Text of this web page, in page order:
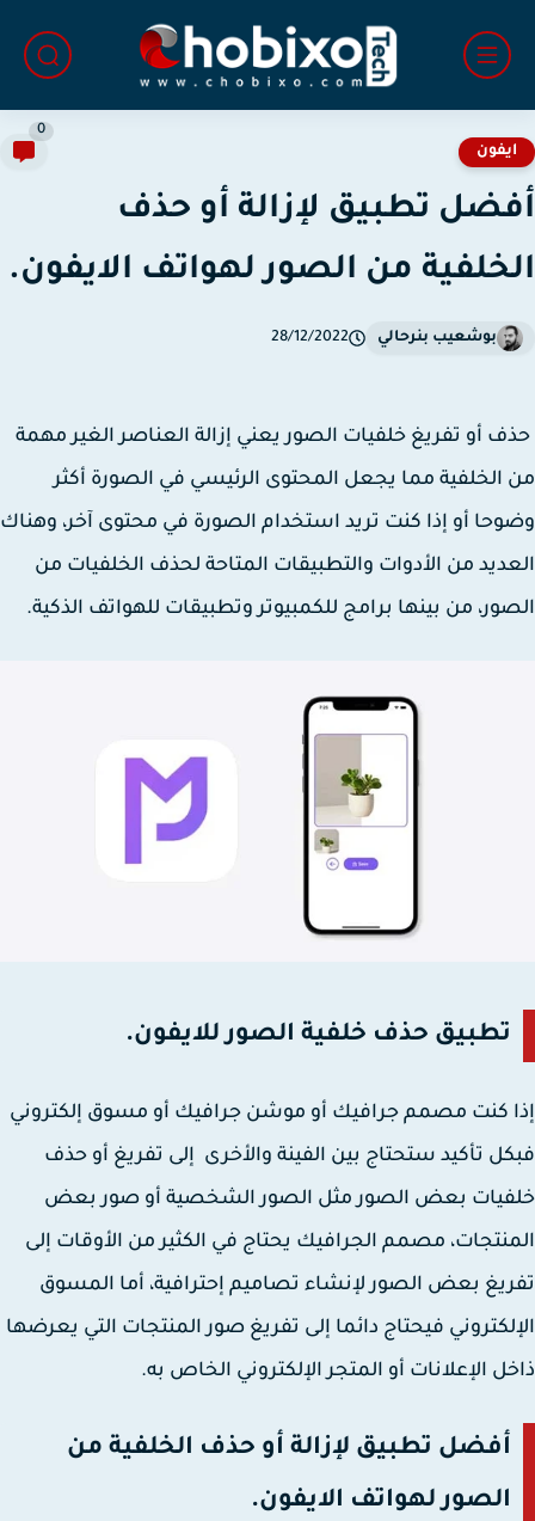
تطبيق لإزالة أو حذف
من الصور لهواتف الايفون.
بوشعيب بنرحالي 28/12/2022
أو تفريغ خلفيات الصور يعني إزالة العناصر الغير مهمة
الخلفية مما يجعل المحتوى الرئيسي في الصورة أكثر
أو إذا كنت تريد استخدام الصورة في محتوى آخر، وهناك
من الأدوات والتطبيقات المتاحة لحذف الخلفيات من
من بينها برامج للكمبيوتر وتطبيقات للهواتف الذكية.
تطبيق حذف خلفية الصور للايفون.
كنت مصمم جرافيك أو موشن جرافيك أو مسوق إلكتروني
تأكيد ستحتاج بين الفينة والأخرى إلى تفريغ أو حذف
بعض الصور مثل الصور الشخصية أو صور بعض
مصمم الجرافيك يحتاج في الكثير من الأوقات إلى
بعض الصور لإنشاء تصاميم إحترافية، أما المسوق
فيحتاج دائما إلى تفريغ صور المنتجات التي يعرضها
الإعلانات أو المتجر الإلكتروني الخاص به.
أفضل تطبيق لإزالة أو حذف الخلفية من
الصور لهواتف الايفون.